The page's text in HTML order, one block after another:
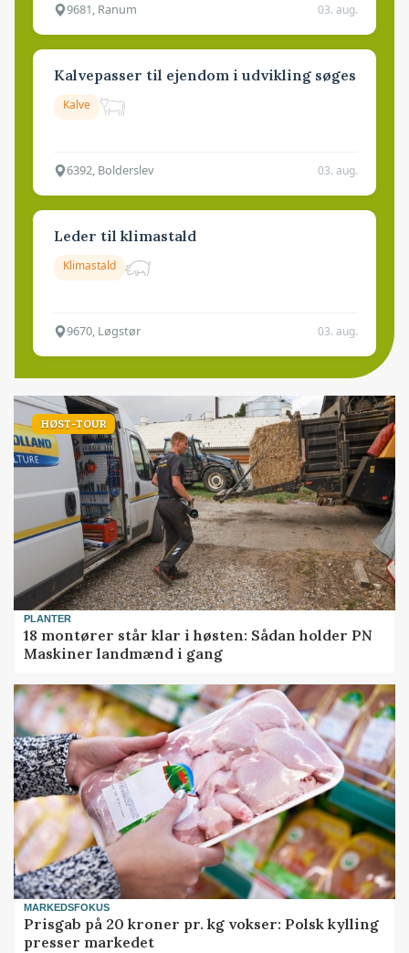
9681, Ranum 03. aug.
Kalvepasser til ejendom i udvikling søges
Kalve
6392, Bolderslev 03. aug.
Leder til klimastald
Klimastald
9670, Løgstør 03. aug.
HØST-TOUR
PLANTER
18 montører står klar i høsten: Sådan holder PN
Maskiner landmænd i gang
MARKEDSFOKUS
Prisgab på 20 kroner pr. kg vokser: Polsk kylling
presser markedet